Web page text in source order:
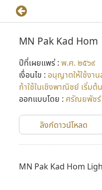
MN Pak Kad Hom
ปีที่เผยแพร่ : พ.ศ. ๒๕๖๙
เงื่อนไข : อนุญาตให้ใช้งา
ถ้าใช้ในเชิงพาณิชย์ เริ่มต้
ออกแบบโดย : ศรัณยพัชร์
ลิงก์ดาวน์โหลด
MN Pak Kad Hom